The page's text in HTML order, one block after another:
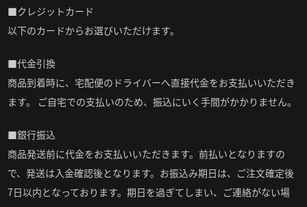
■クレジットカード
以下のカードからお選びいただけます。
■代金引換
商品到着時に、宅配便のドライバーへ直接代金をお支払いいただき
ます。 ご自宅での支払いのため、振込にいく手間がかかりません。
■銀行振込
商品発送前に代金をお支払いいただきます。前払いとなりますの
で、発送は入金確認後となります。お振込み期日は、ご注文確定後
7日以内となっております。期日を過ぎてしまい、ご連絡がない場